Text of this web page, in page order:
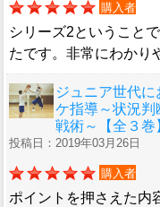
購入者
シリーズ2ということ
たです。非常にわかり
ジュニア世代
ケ指導～状況判
戦術～【全３巻
投稿日：2019年03月26日
購入者
ポイントを押さえた内